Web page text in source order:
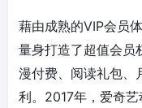
藉由成熟的VIP会员
量身打造了超值会员
漫付费、阅读礼包、
利。2017年，爱奇